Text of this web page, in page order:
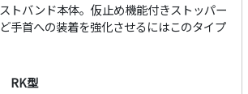
トバンド本体。仮止め機能付きストッパー
手首への装着を強化させるにはこのタイプ
RK型